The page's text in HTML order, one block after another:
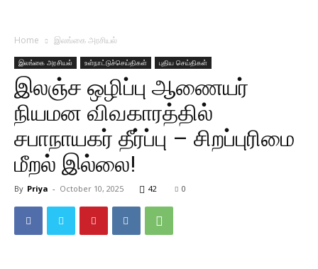
Home இலங்கை அரசியல்
இலங்கை அரசியல் உள்நாட்டுச்செய்திகள் புதிய செய்திகள்
இலஞ்ச ஒழிப்பு ஆணையர்
நியமன விவகாரத்தில்
சபாநாயகர் தீர்ப்பு – சிறப்புரிமை
மீறல் இல்லை!
By Priya - October 10, 2025 42 0